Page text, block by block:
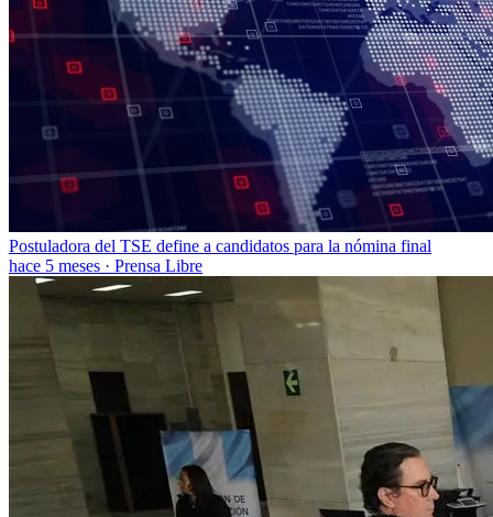
Postuladora del TSE define a candidatos para la nómina final
hace 5 meses · Prensa Libre